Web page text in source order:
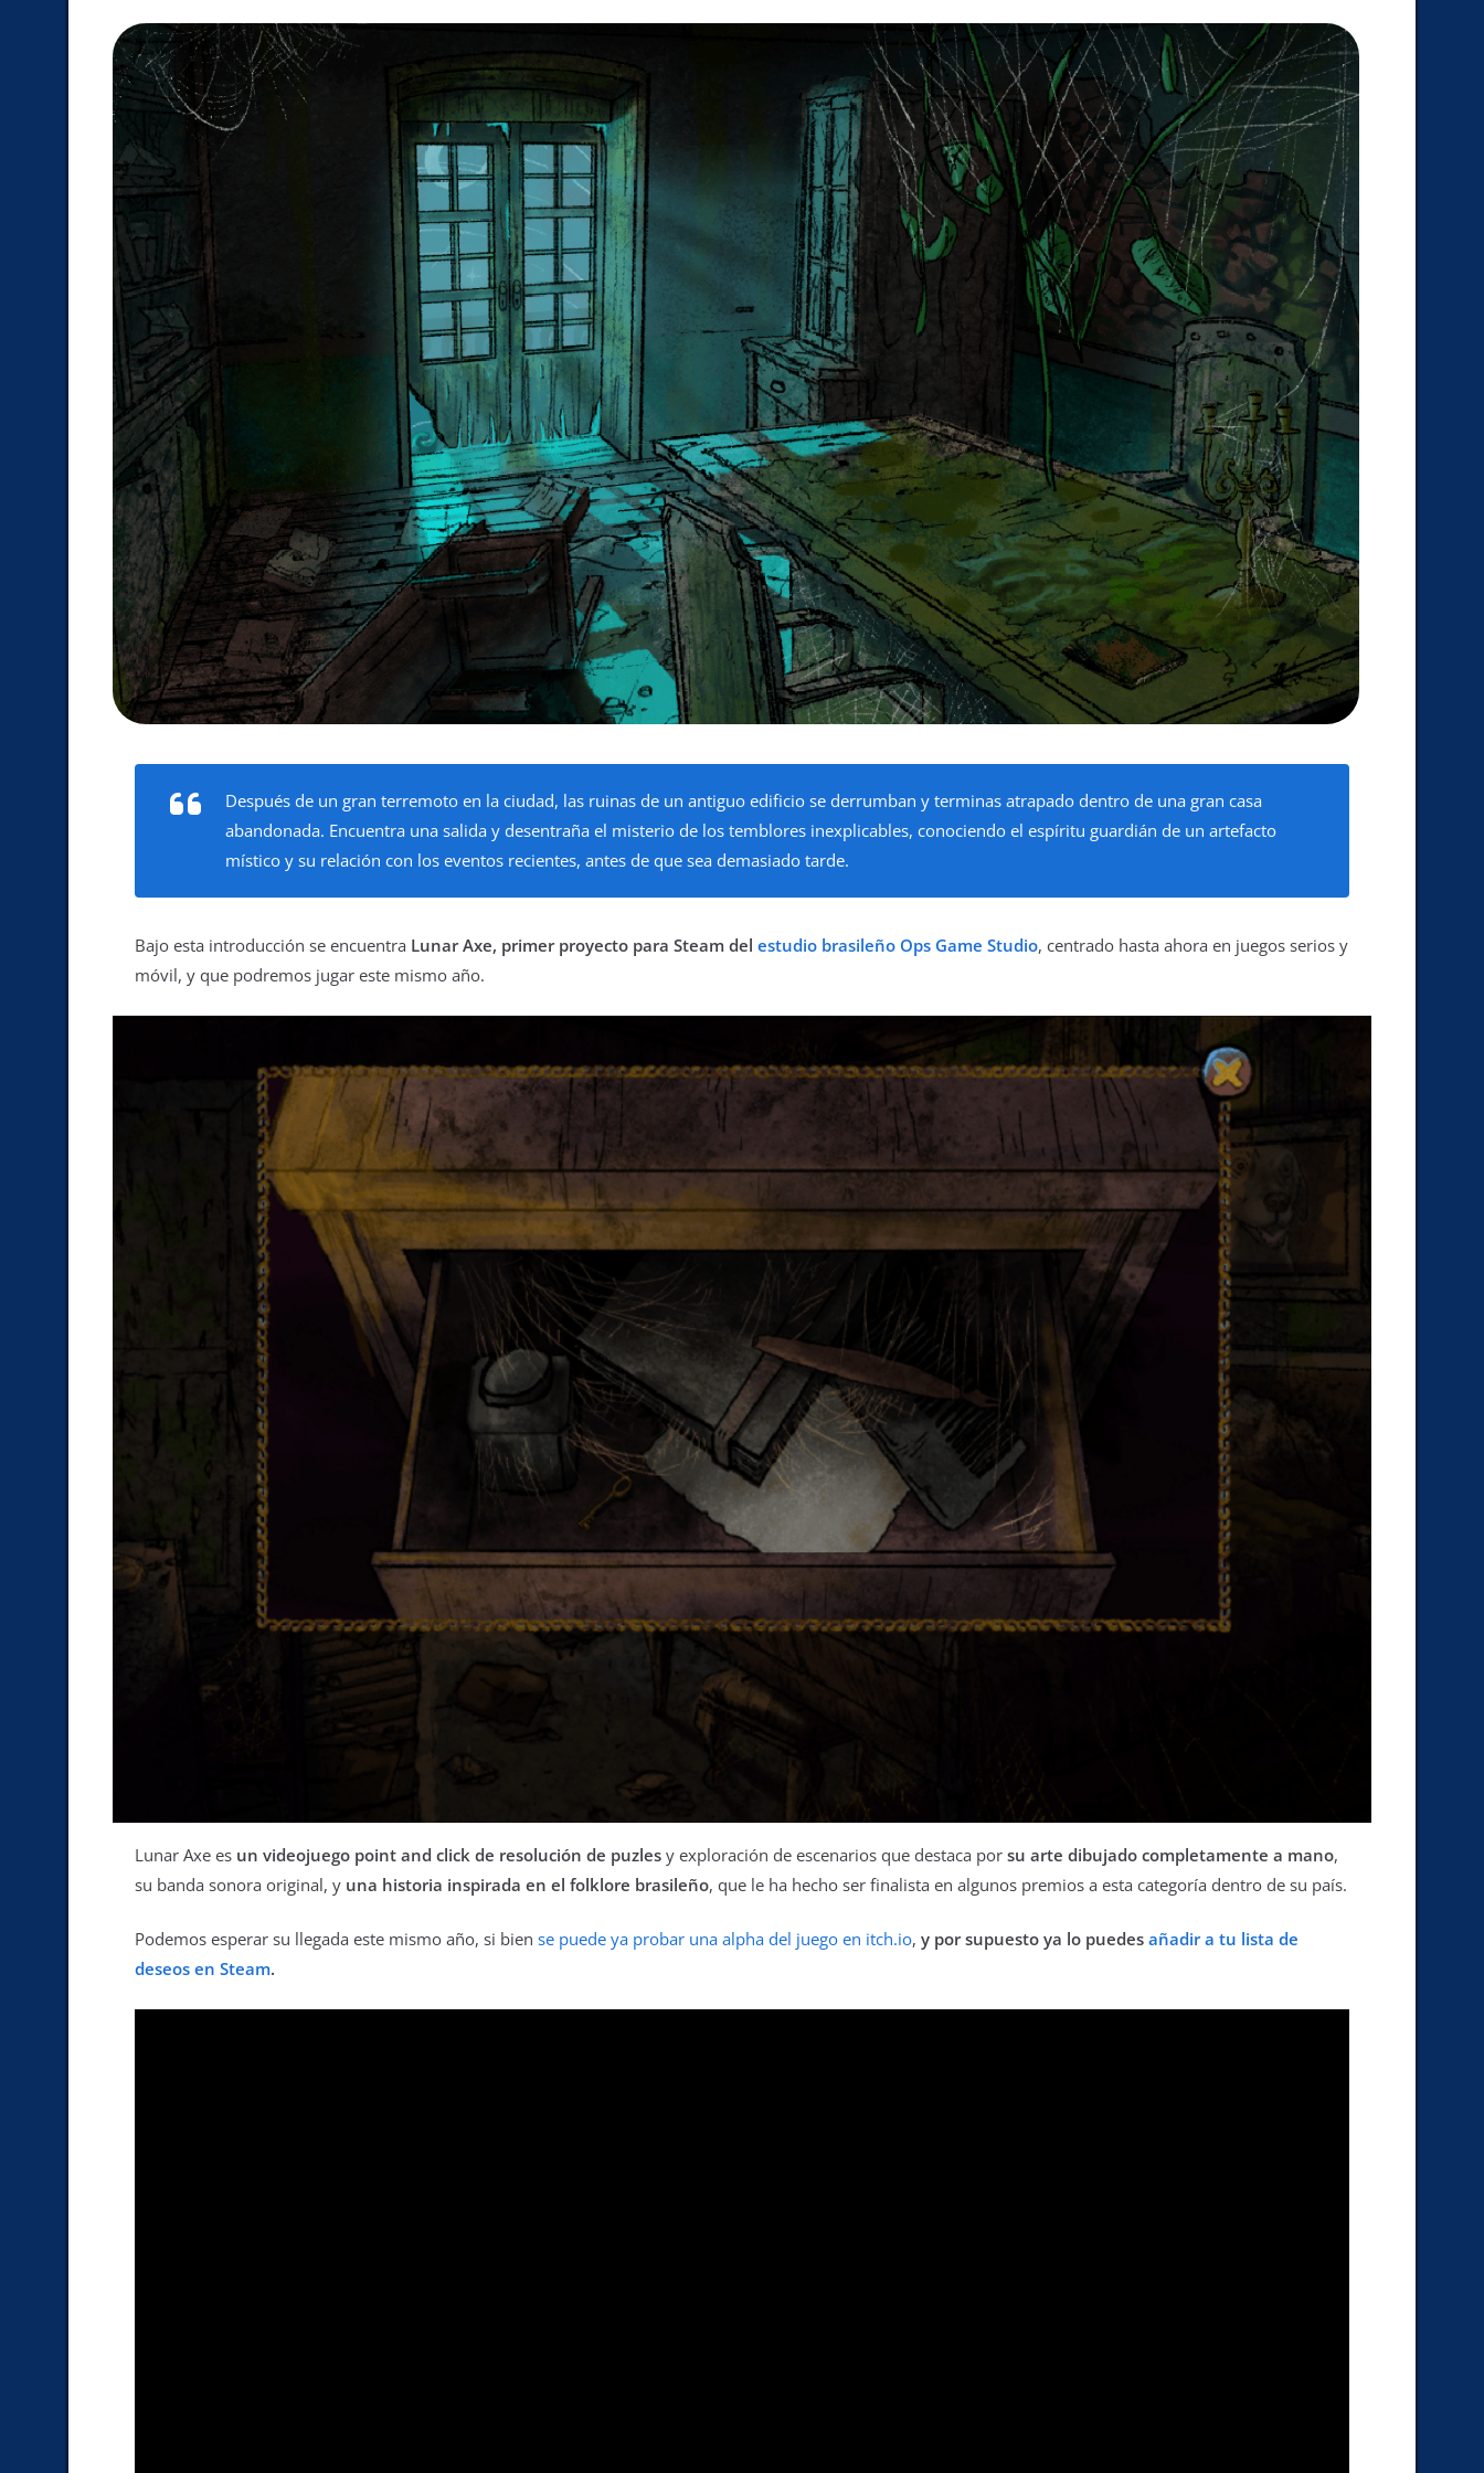
Después de un gran terremoto en la ciudad, las ruinas de un antiguo edificio se derrumban y terminas atrapado dentro de una gran casa
abandonada. Encuentra una salida y desentraña el misterio de los temblores inexplicables, conociendo el espíritu guardián de un artefacto
místico y su relación con los eventos recientes, antes de que sea demasiado tarde.
Bajo esta introducción se encuentra Lunar Axe, primer proyecto para Steam del estudio brasileño Ops Game Studio, centrado hasta ahora en juegos serios y
móvil, y que podremos jugar este mismo año.
Lunar Axe es un videojuego point and click de resolución de puzles y exploración de escenarios que destaca por su arte dibujado completamente a mano,
su banda sonora original, y una historia inspirada en el folklore brasileño, que le ha hecho ser finalista en algunos premios a esta categoría dentro de su país.
Podemos esperar su llegada este mismo año, si bien se puede ya probar una alpha del juego en itch.io, y por supuesto ya lo puedes añadir a tu lista de
deseos en Steam.